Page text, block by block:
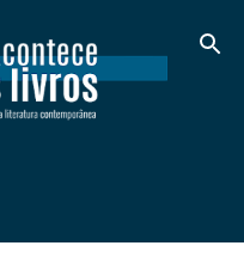
principal